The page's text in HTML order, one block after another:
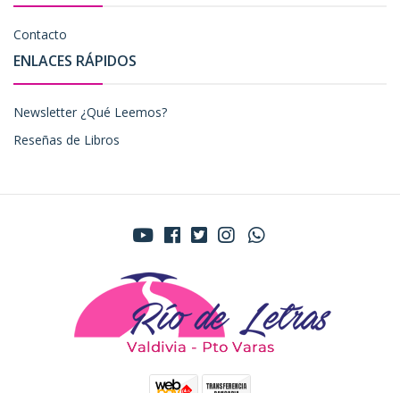
Contacto
ENLACES RÁPIDOS
Newsletter ¿Qué Leemos?
Reseñas de Libros